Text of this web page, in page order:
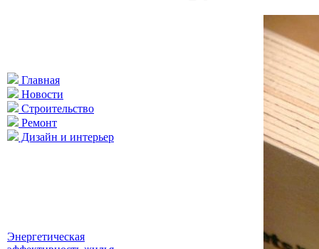
Главная
Новости
Строительство
Ремонт
Дизайн и интерьер
Энергетическая